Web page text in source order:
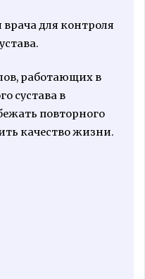
для контроля
работающих в
сустава в
повторного
качество жизни.